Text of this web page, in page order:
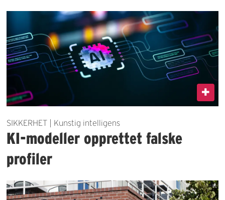
SIKKERHET | Kunstig intelligens
KI-modeller opprettet falske
profiler